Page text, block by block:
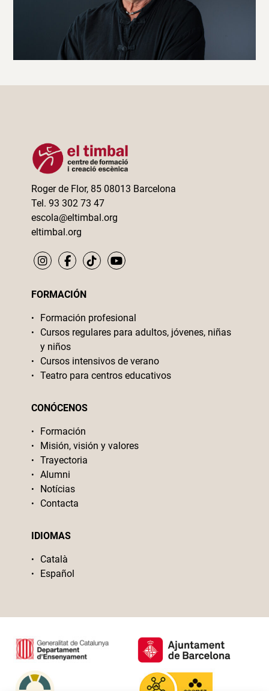
Roger de Flor, 85 08013 Barcelona
Tel. 93 302 73 47
escola@eltimbal.org
eltimbal.org
FORMACIÓN
Formación profesional
Cursos regulares para adultos, jóvenes, niñas
y niños
Cursos intensivos de verano
Teatro para centros educativos
CONÓCENOS
Formación
Misión, visión y valores
Trayectoria
Alumni
Notícias
Contacta
IDIOMAS
Català
Español